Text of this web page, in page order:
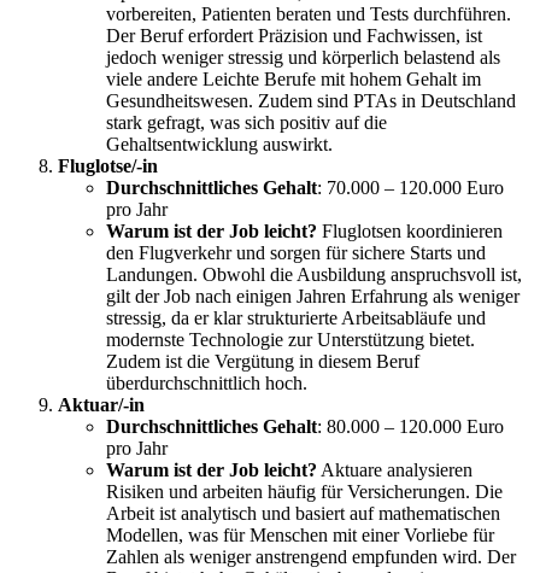
vorbereiten, Patienten beraten und Tests durchführen.
Der Beruf erfordert Präzision und Fachwissen, ist
jedoch weniger stressig und körperlich belastend als
viele andere Leichte Berufe mit hohem Gehalt im
Gesundheitswesen. Zudem sind PTAs in Deutschland
stark gefragt, was sich positiv auf die
Gehaltsentwicklung auswirkt.
Fluglotse/-in
Durchschnittliches Gehalt: 70.000 – 120.000 Euro
pro Jahr
Warum ist der Job leicht? Fluglotsen koordinieren
den Flugverkehr und sorgen für sichere Starts und
Landungen. Obwohl die Ausbildung anspruchsvoll ist,
gilt der Job nach einigen Jahren Erfahrung als weniger
stressig, da er klar strukturierte Arbeitsabläufe und
modernste Technologie zur Unterstützung bietet.
Zudem ist die Vergütung in diesem Beruf
überdurchschnittlich hoch.
Aktuar/-in
Durchschnittliches Gehalt: 80.000 – 120.000 Euro
pro Jahr
Warum ist der Job leicht? Aktuare analysieren
Risiken und arbeiten häufig für Versicherungen. Die
Arbeit ist analytisch und basiert auf mathematischen
Modellen, was für Menschen mit einer Vorliebe für
Zahlen als weniger anstrengend empfunden wird. Der